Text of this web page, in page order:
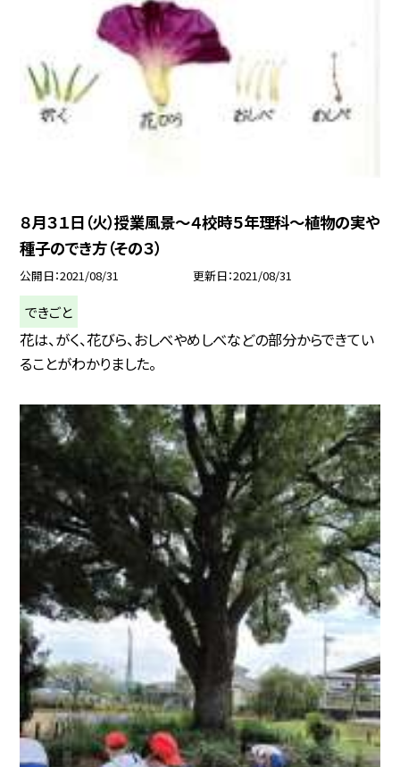
８月３１日（火）授業風景〜４校時５年理科〜植物の実や
種子のでき方（その３）
公開日 2021/08/31 更新日 2021/08/31
できごと
花は、がく、花びら、おしべやめしべなどの部分からできてい
ることがわかりました。